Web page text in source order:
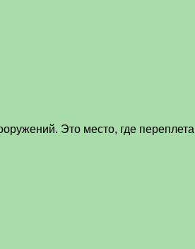
Это место, где